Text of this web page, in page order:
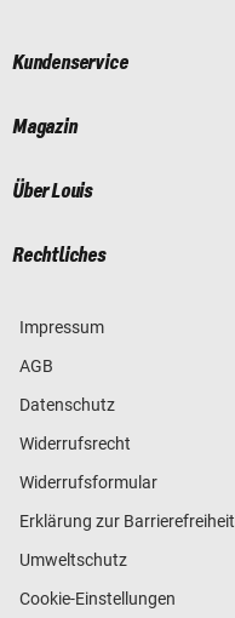
Kundenservice
Magazin
Über Louis
Rechtliches
Impressum
AGB
Datenschutz
Widerrufsrecht
Widerrufsformular
Erklärung zur Barrierefreiheit
Umweltschutz
Cookie-Einstellungen